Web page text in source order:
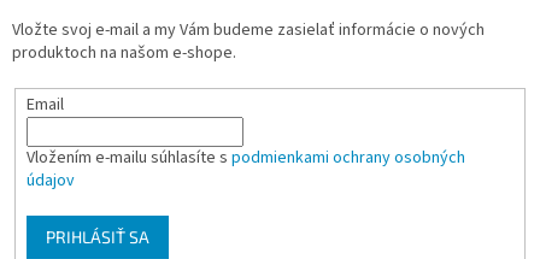
Vložte svoj e-mail a my Vám budeme zasielať informácie o nových
produktoch na našom e-shope.
Email
Vložením e-mailu súhlasíte s podmienkami ochrany osobných
údajov
PRIHLÁSIŤ SA